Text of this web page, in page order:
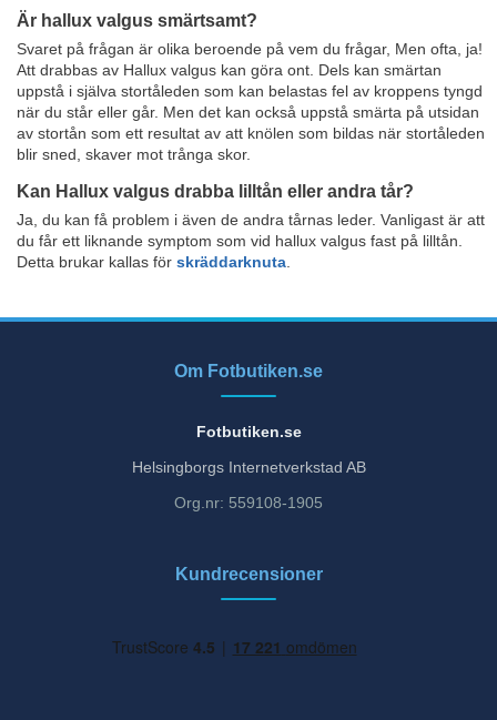
Är hallux valgus smärtsamt?
Svaret på frågan är olika beroende på vem du frågar, Men ofta, ja!
Att drabbas av Hallux valgus kan göra ont. Dels kan smärtan
uppstå i själva stortåleden som kan belastas fel av kroppens tyngd
när du står eller går. Men det kan också uppstå smärta på utsidan
av stortån som ett resultat av att knölen som bildas när stortåleden
blir sned, skaver mot trånga skor.
Kan Hallux valgus drabba lilltån eller andra tår?
Ja, du kan få problem i även de andra tårnas leder. Vanligast är att
du får ett liknande symptom som vid hallux valgus fast på lilltån.
Detta brukar kallas för skräddarknuta.
Om Fotbutiken.se
Fotbutiken.se
Helsingborgs Internetverkstad AB
Org.nr: 559108-1905
Kundrecensioner